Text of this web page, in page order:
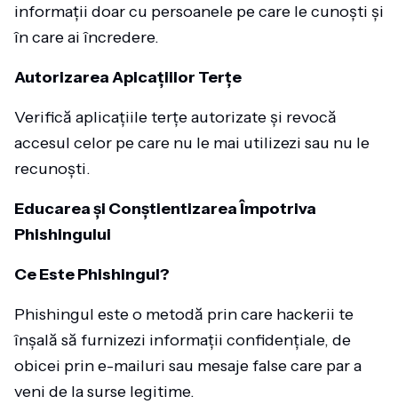
informații doar cu persoanele pe care le cunoști și
în care ai încredere.
Autorizarea Aplcațiilor Terțe
Verifică aplicațiile terțe autorizate și revocă
accesul celor pe care nu le mai utilizezi sau nu le
recunoști.
Educarea și Conștientizarea Împotriva
Phishingului
Ce Este Phishingul?
Phishingul este o metodă prin care hackerii te
înșală să furnizezi informații confidențiale, de
obicei prin e-mailuri sau mesaje false care par a
veni de la surse legitime.